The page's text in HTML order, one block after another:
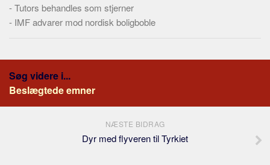
-Tutors behandles som stjerner
- IMF advarer mod nordisk boligboble
Søg videre i...
Beslægtede emner
NÆSTE BIDRAG
Dyr med flyveren til Tyrkiet